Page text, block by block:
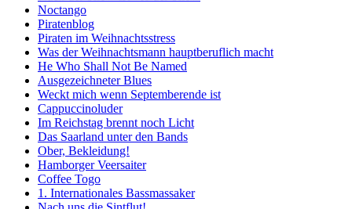
Noctango
Piratenblog
Piraten im Weihnachtsstress
Was der Weihnachtsmann hauptberuflich macht
He Who Shall Not Be Named
Ausgezeichneter Blues
Weckt mich wenn Septemberende ist
Cappuccinoluder
Im Reichstag brennt noch Licht
Das Saarland unter den Bands
Ober, Bekleidung!
Hamborger Veersaiter
Coffee Togo
1. Internationales Bassmassaker